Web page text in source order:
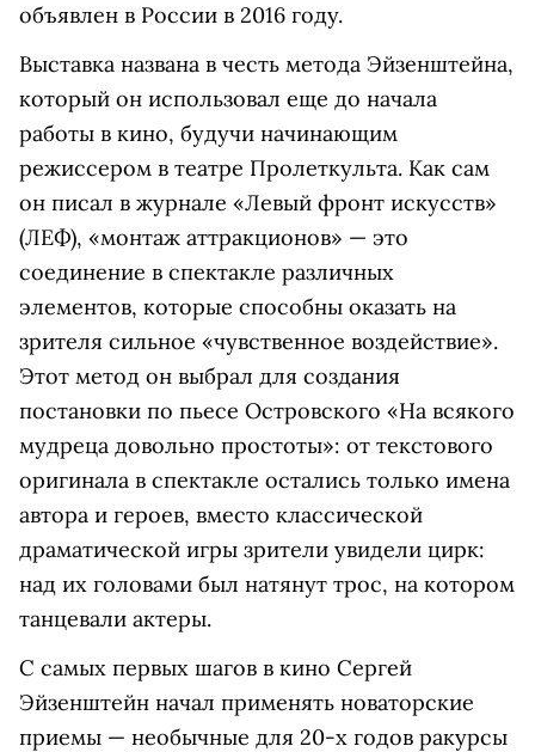
объявлен в России в 2016 году.
Выставка названа в честь метода Эйзенштейна,
который он использовал еще до начала
работы в кино, будучи начинающим
режиссером в театре Пролеткульта. Как сам
он писал в журнале «Левый фронт искусств»
(ЛЕФ), «монтаж аттракционов» — это
соединение в спектакле различных
элементов, которые способны оказать на
зрителя сильное «чувственное воздействие».
Этот метод он выбрал для создания
постановки по пьесе Островского «На всякого
мудреца довольно простоты»: от текстового
оригинала в спектакле остались только имена
автора и героев, вместо классической
драматической игры зрители увидели цирк:
над их головами был натянут трос, на котором
танцевали актеры.
С самых первых шагов в кино Сергей
Эйзенштейн начал применять новаторские
приемы — необычные для 20-х годов ракурсы